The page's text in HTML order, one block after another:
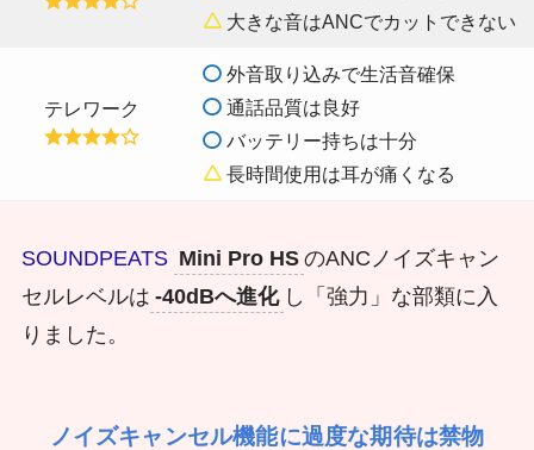
大きな音はANCでカットできない
テレワーク
外音取り込みで生活音確保
通話品質は良好
バッテリー持ちは十分
長時間使用は耳が痛くなる
SOUNDPEATS Mini Pro HS のANCノイズキャン
セルレベルは -40dBへ進化 し「強力」な部類に入
りました。
ノイズキャンセル機能に過度な期待は禁物